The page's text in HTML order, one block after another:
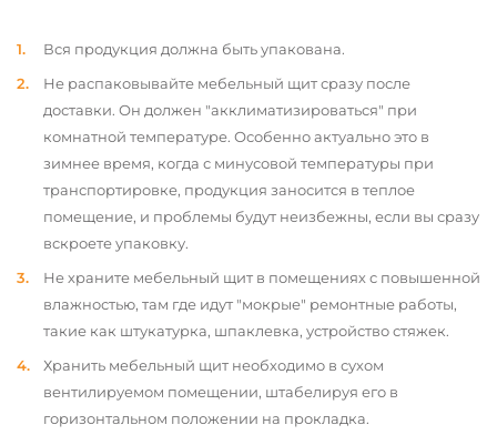
Вся продукция должна быть упакована.
Не распаковывайте мебельный щит сразу после
доставки. Он должен "акклиматизироваться" при
комнатной температуре. Особенно актуально это в
зимнее время, когда с минусовой температуры при
транспортировке, продукция заносится в теплое
помещение, и проблемы будут неизбежны, если вы сразу
вскроете упаковку.
Не храните мебельный щит в помещениях с повышенной
влажностью, там где идут "мокрые" ремонтные работы,
такие как штукатурка, шпаклевка, устройство стяжек.
Хранить мебельный щит необходимо в сухом
вентилируемом помещении, штабелируя его в
горизонтальном положении на прокладка.